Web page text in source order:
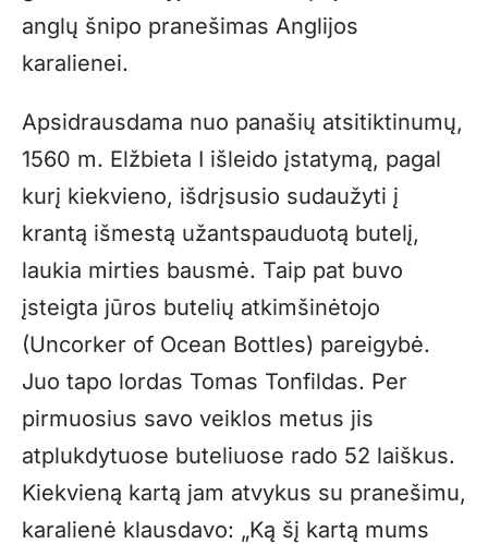
anglų šnipo pranešimas Anglijos
karalienei.
Apsidrausdama nuo panašių atsitiktinumų,
1560 m. Elžbieta I išleido įstatymą, pagal
kurį kiekvieno, išdrįsusio sudaužyti į
krantą išmestą užantspauduotą butelį,
laukia mirties bausmė. Taip pat buvo
įsteigta jūros butelių atkimšinėtojo
(Uncorker of Ocean Bottles) pareigybė.
Juo tapo lordas Tomas Tonfildas. Per
pirmuosius savo veiklos metus jis
atplukdytuose buteliuose rado 52 laiškus.
Kiekvieną kartą jam atvykus su pranešimu,
karalienė klausdavo: „Ką šį kartą mums